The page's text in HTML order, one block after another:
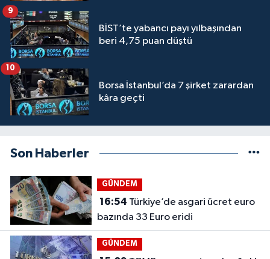
BİST’te yabancı payı yılbaşından
beri 4,75 puan düştü
9
Borsa İstanbul’da 7 şirket zarardan
kâra geçti
10
Son Haberler
GÜNDEM
16:54
bazında 33 Euro eridi
GÜNDEM